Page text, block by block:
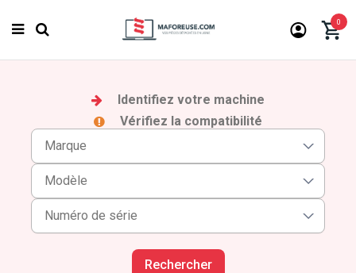
0
Identifiez votre machine
Vérifiez la compatibilité
Rechercher